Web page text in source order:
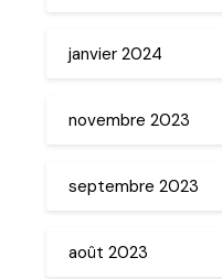
janvier 2024
novembre 2023
septembre 2023
août 2023